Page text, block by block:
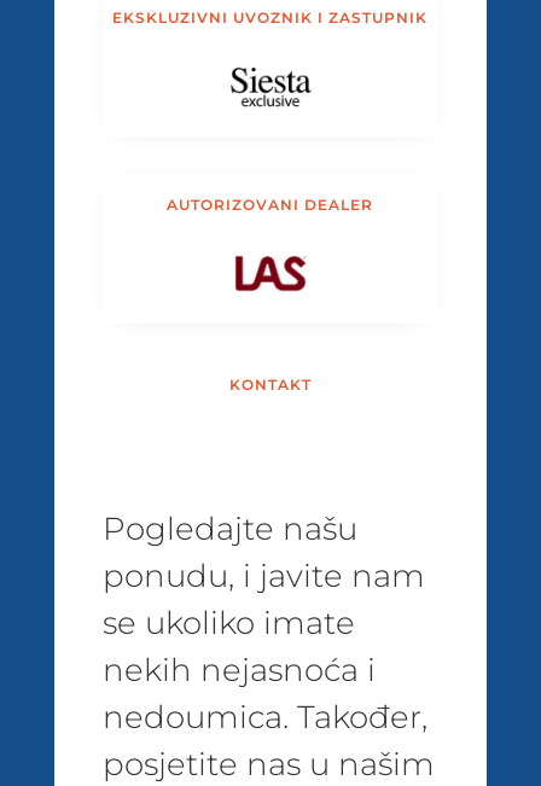
EKSKLUZIVNI UVOZNIK I ZASTUPNIK
AUTORIZOVANI DEALER
KONTAKT
Pogledajte našu
ponudu, i javite nam
se ukoliko imate
nekih nejasnoća i
nedoumica. Također,
posjetite nas u našim